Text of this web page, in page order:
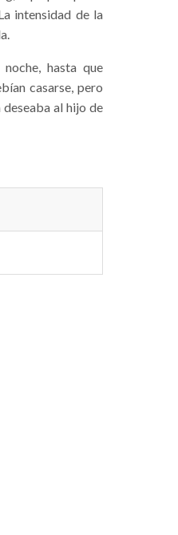
intensidad de la
hasta que
casarse, pero
deseaba al hijo de